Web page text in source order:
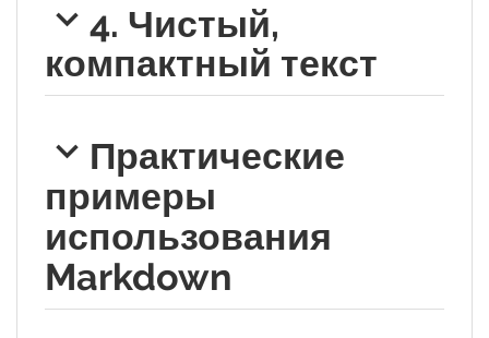
4. Чистый,
компактный текст
Практические
примеры
использования
Markdown